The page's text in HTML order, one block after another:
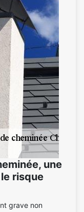
une
risque
grave non